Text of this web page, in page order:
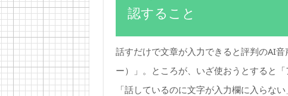
認すること
話すだけで文章が入力できると評判のAI
ー）」。ところが、いざ使おうとすると
「話しているのに文字が入力欄に入らな